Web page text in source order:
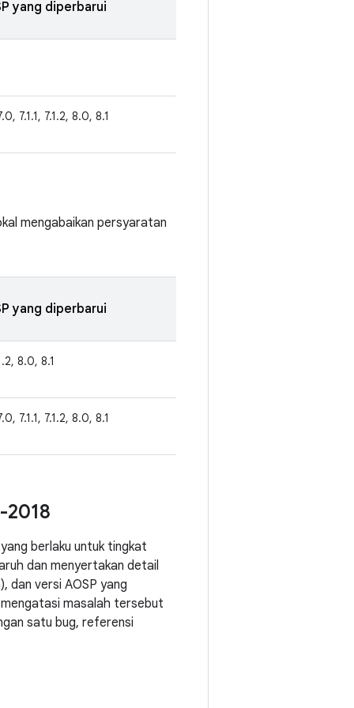
yang diperbarui
7.1.1, 7.1.2, 8.0, 8.1
mengabaikan persyaratan
yang diperbarui
8.0, 8.1
7.1.1, 7.1.2, 8.0, 8.1
berlaku untuk tingkat
dan menyertakan detail
dan versi AOSP yang
masalah tersebut
satu bug, referensi